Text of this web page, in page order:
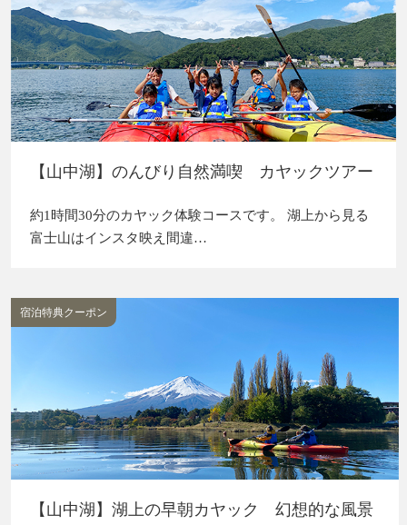
【山中湖】のんびり自然満喫 カヤックツアー
約1時間30分のカヤック体験コースです。 湖上から見る
富士山はインスタ映え間違…
宿泊特典クーポン
【山中湖】湖上の早朝カヤック 幻想的な風景